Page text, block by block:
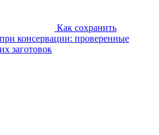
Как сохранить
консервации: проверенные
заготовок